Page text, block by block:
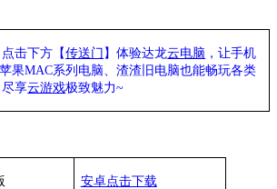
击下方【传送门 】体验达龙云电脑 ，让手机
苹果MAC系列电脑、渣渣旧电脑也能畅玩各类
尽享云游戏极致魅力~
安卓点击下载